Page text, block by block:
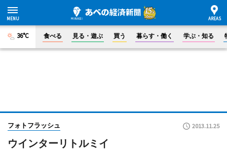
36°C 食べる 見る・遊ぶ 買う 暮らす・働く 学ぶ・知る
フォトフラッシュ 2013.11.25
ウインターリトルミイ